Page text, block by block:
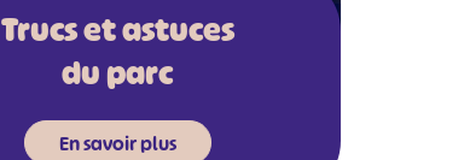
Trucs et astuces
du parc
En savoir plus